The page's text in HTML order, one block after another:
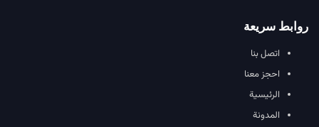
روابط سريعة
اتصل بنا
احجز معنا
الرئيسية
المدونة